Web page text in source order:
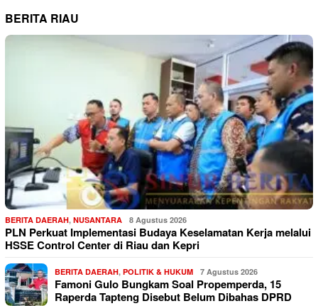
BERITA RIAU
BERITA DAERAH, NUSANTARA 8 Agustus 2026
PLN Perkuat Implementasi Budaya Keselamatan Kerja melalui
HSSE Control Center di Riau dan Kepri
BERITA DAERAH, POLITIK & HUKUM 7 Agustus 2026
Famoni Gulo Bungkam Soal Propemperda, 15
Raperda Tapteng Disebut Belum Dibahas DPRD